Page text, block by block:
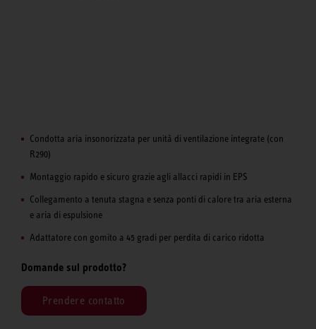
Condotta aria insonorizzata per unità di ventilazione integrate (con
R290)
Montaggio rapido e sicuro grazie agli allacci rapidi in EPS
Collegamento a tenuta stagna e senza ponti di calore tra aria esterna
e aria di espulsione
Adattatore con gomito a 45 gradi per perdita di carico ridotta
Domande sul prodotto?
Prendere contatto